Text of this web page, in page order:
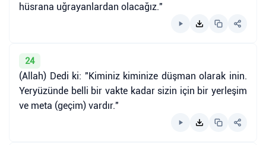
hüsrana uğrayanlardan olacağız."
24
(Allah) Dedi ki: "Kiminiz kiminize düşman olarak inin.
Yeryüzünde belli bir vakte kadar sizin için bir yerleşim
ve meta (geçim) vardır."